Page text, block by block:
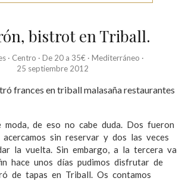
bistrot en Triball.
· Centro · De 20 a 35€ · Mediterráneo ·
25 septiembre 2012
de eso no cabe duda. Dos fueron
sin reservar y dos las veces
la vuelta. Sin embargo, a la tercera va
hace unos días pudimos disfrutar de
de tapas en Triball. Os contamos